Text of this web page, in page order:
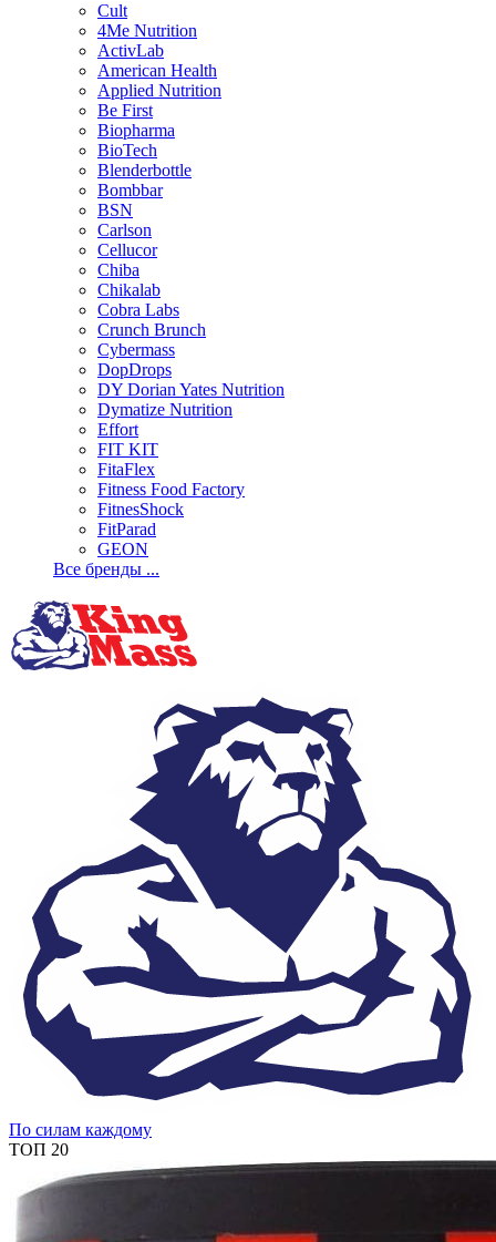
Cult
4Me Nutrition
ActivLab
American Health
Applied Nutrition
Be First
Biopharma
BioTech
Blenderbottle
Bombbar
BSN
Carlson
Cellucor
Chiba
Chikalab
Cobra Labs
Crunch Brunch
Cybermass
DopDrops
DY Dorian Yates Nutrition
Dymatize Nutrition
Effort
FIT KIT
FitaFlex
Fitness Food Factory
FitnesShock
FitParad
GEON
Все бренды ...
По силам каждому
ТОП 20